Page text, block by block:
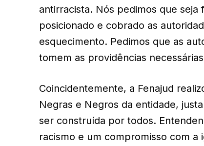
antirracista. Nós pedimos que
posicionado e cobrado as
esquecimento. Pedimos que as
tomem as providências
Coincidentemente, a Fenajud
Negras e Negros da entidade,
ser construída por todos.
racismo e um compromisso com a